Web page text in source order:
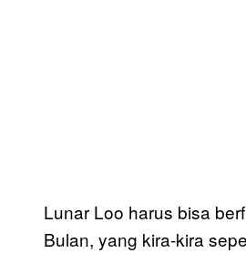
Lunar Loo harus bisa
Bulan, yang kira-kira